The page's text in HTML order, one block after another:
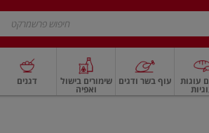
עוגות עוף בשר ודגים שימורים בישול
ואפיה
דגנים
פירות יבשים ארוזפיצוחים, אגוזים וגרעינים